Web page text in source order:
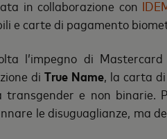
in collaborazione con
e carte di pagamento
l’impegno di
di True Name , la carta
transgender e non binarie.
le disuguaglianze, ma